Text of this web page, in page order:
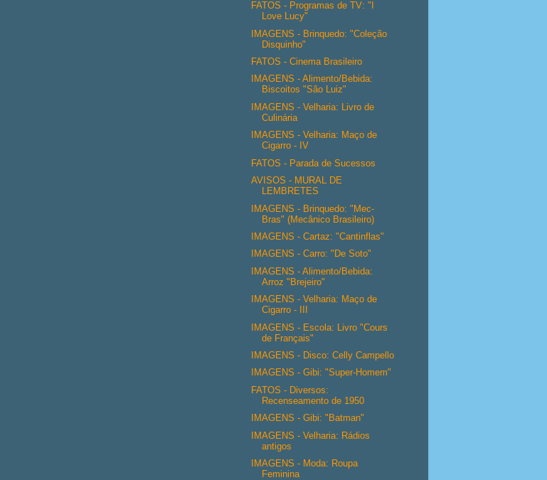
FATOS - Programas de TV: "I
Love Lucy"
IMAGENS - Brinquedo: "Coleção
Disquinho"
FATOS - Cinema Brasileiro
IMAGENS - Alimento/Bebida:
Biscoitos "São Luiz"
IMAGENS - Velharia: Livro de
Culinária
IMAGENS - Velharia: Maço de
Cigarro - IV
FATOS - Parada de Sucessos
AVISOS - MURAL DE
LEMBRETES
IMAGENS - Brinquedo: "Mec-
Bras" (Mecânico Brasileiro)
IMAGENS - Cartaz: "Cantinflas"
IMAGENS - Carro: "De Soto"
IMAGENS - Alimento/Bebida:
Arroz "Brejeiro"
IMAGENS - Velharia: Maço de
Cigarro - III
IMAGENS - Escola: Livro "Cours
de Français"
IMAGENS - Disco: Celly Campello
IMAGENS - Gibi: "Super-Homem"
FATOS - Diversos:
Recenseamento de 1950
IMAGENS - Gibi: "Batman"
IMAGENS - Velharia: Rádios
antigos
IMAGENS - Moda: Roupa
Feminina